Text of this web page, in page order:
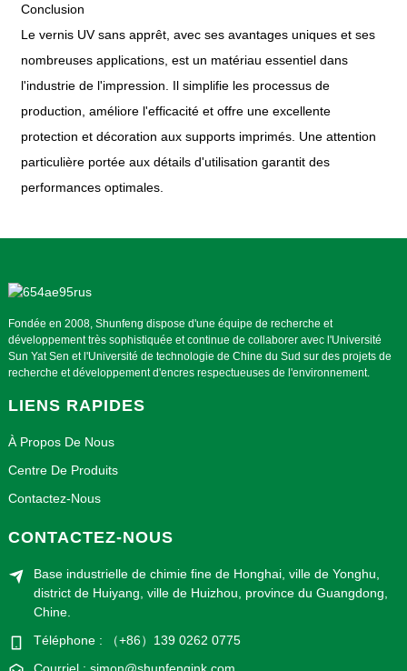
Conclusion
Le vernis UV sans apprêt, avec ses avantages uniques et ses
nombreuses applications, est un matériau essentiel dans
l'industrie de l'impression. Il simplifie les processus de
production, améliore l'efficacité et offre une excellente
protection et décoration aux supports imprimés. Une attention
particulière portée aux détails d'utilisation garantit des
performances optimales.
Fondée en 2008, Shunfeng dispose d'une équipe de recherche et
développement très sophistiquée et continue de collaborer avec l'Université
Sun Yat Sen et l'Université de technologie de Chine du Sud sur des projets de
recherche et développement d'encres respectueuses de l'environnement.
LIENS RAPIDES
À Propos De Nous
Centre De Produits
Contactez-Nous
CONTACTEZ-NOUS
Base industrielle de chimie fine de Honghai, ville de Yonghu,
district de Huiyang, ville de Huizhou, province du Guangdong,
Chine.
Téléphone : （+86）139 0262 0775